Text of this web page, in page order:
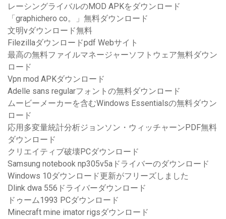
レーシングライバルのMOD APKをダウンロード
「graphichero co。」無料ダウンロード
文明vダウンロード無料
Filezillaダウンロードpdf Webサイト
最高の無料ファイルマネージャーソフトウェア無料ダウン
ロード
Vpn mod APKダウンロード
Adelle sans regularフォントの無料ダウンロード
ムービーメーカーを含むWindows Essentialsの無料ダウン
ロード
応用多変量統計分析ジョンソン・ウィッチャーンPDF無料
ダウンロード
クリエイティブ破壊PCダウンロード
Samsung notebook np305v5aドライバーのダウンロード
Windows 10ダウンロード更新がフリーズしました
Dlink dwa 556ドライバーダウンロード
ドゥーム1993 PCダウンロード
Minecraft mine imator rigsダウンロード